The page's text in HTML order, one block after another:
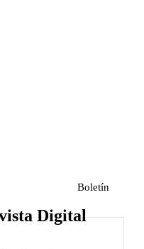
Boletín
Digital